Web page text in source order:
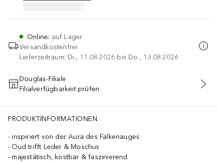
Online: auf Lager
Versandkostenfrei
Lieferzeitraum: Di., 11.08.2026 bis Do., 13.08.2026
IN DEN WARENKORB
Douglas-Filiale
Filialverfügbarkeit prüfen
PRODUKTINFORMATIONEN
inspiriert von der Aura des Falkenauges
Oud trifft Leder & Moschus
majestätisch, kostbar & faszinierend